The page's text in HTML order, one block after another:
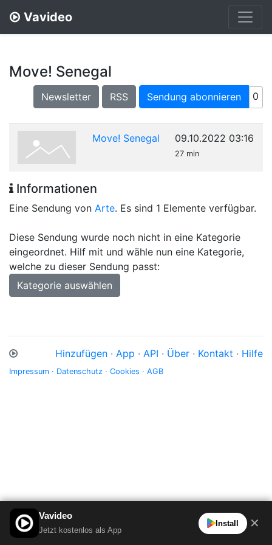
Vavideo
Move! Senegal
Newsletter RSS Sendung abonnieren 0
Move! Senegal 09.10.2022 03:16
27 min
Informationen
Eine Sendung von Arte. Es sind 1 Elemente verfügbar.
Diese Sendung wurde noch nicht in eine Kategorie
eingeordnet. Hilf mit und wähle nun eine Kategorie,
welche zu dieser Sendung passt:
Kategorie auswählen
Hinzufügen · App · API · Über · Kontakt · Hilfe
Impressum · Datenschutz · Cookies · AGB
Vavideo
Jetzt kostenlos als App
Install ✕